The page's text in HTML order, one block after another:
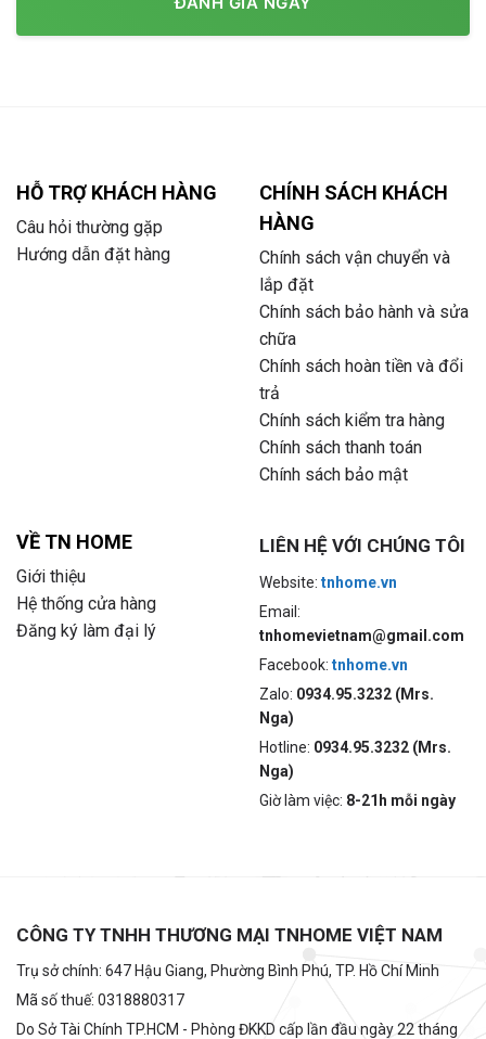
HỖ TRỢ KHÁCH HÀNG
Câu hỏi thường gặp
Hướng dẫn đặt hàng
CHÍNH SÁCH KHÁCH
HÀNG
Chính sách vận chuyển và
lắp đặt
Chính sách bảo hành và sửa
chữa
Chính sách hoàn tiền và đổi
trả
Chính sách kiểm tra hàng
Chính sách thanh toán
Chính sách bảo mật
VỀ TN HOME
Giới thiệu
Hệ thống cửa hàng
Đăng ký làm đại lý
LIÊN HỆ VỚI CHÚNG TÔI
Website: tnhome.vn
Email:
tnhomevietnam@gmail.com
Facebook: tnhome.vn
Zalo: 0934.95.3232 (Mrs.
Nga)
Hotline: 0934.95.3232 (Mrs.
Nga)
Giờ làm việc: 8-21h mỗi ngày
CÔNG TY TNHH THƯƠNG MẠI TNHOME VIỆT NAM
Trụ sở chính: 647 Hậu Giang, Phường Bình Phú, TP. Hồ Chí Minh
Mã số thuế: 0318880317
Do Sở Tài Chính TP.HCM - Phòng ĐKKD cấp lần đầu ngày 22 tháng